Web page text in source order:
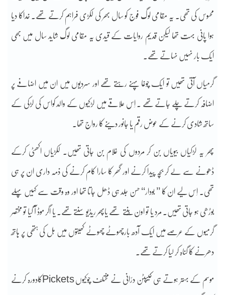
محسوس کی تھی۔ یہ مقامی لوگ فوج کو سال بھر کی لکڑی فراہم کرتے تھے۔ خداکا دیا
ہوا پانی بہت تھا لیکن قدیم روایات کے قیدی یہ مقامی لوگ شاید سال میں بھی
ایک بار نہیں نہاتے تھے۔
گرمیاں آتی تھیں تو ایک چوغا پہنے رہتے تھے اور سردیوں میں ان میں اضافے پر
اضافہ کرتے چلے جاتے تھے ۔ اِس علاقے میں لڑکیوں کے والد کواس کی لڑکی کے
ساتھ شادی کرنے کے عوض رقم یا جانور دینے کا رواج تھا۔
پھر یہ لڑکیاں بیویاں بن کر مردوں کی غلام بن جاتی تھیں۔ لکڑیاں اکھٹی کرکے
ڈھونے سے لے کر بچہ پیدا کرنے اور گھر کا سارا کام کرنے کی ذمہ داری ان پر ہی
تھی۔ اِس لیے ان کا ’’ بودار‘‘ حسن جلد ہی ڈھل جاتا تھا اور وہ وقت سے کہیں پہلے
بوڑھی ہو جاتی تھیں۔ مرد یا تو اون بُنتے تھے یاپھر ریڈیو سنتے تھے۔ یا اگر موڈ آ گیا تو مختصر
گرمیوں کے عرصے میں ایک آدھ بارچھوٹے چھوٹے کھیتوں میں ہل کی ہتھی پر ہاتھ
دھرنے کا گناہ کر لیا کرتے تھے۔
موسم کے بہتر ہوتے ہی کیپٹن درّانی نے مختلف چوکیوں Picketsکادورہ کرنے